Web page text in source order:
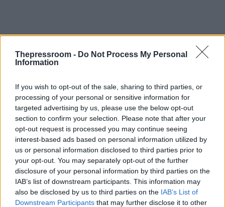
Thepressroom - Do Not Process My Personal
Information
If you wish to opt-out of the sale, sharing to third parties, or
processing of your personal or sensitive information for
targeted advertising by us, please use the below opt-out
section to confirm your selection. Please note that after your
opt-out request is processed you may continue seeing
interest-based ads based on personal information utilized by
us or personal information disclosed to third parties prior to
your opt-out. You may separately opt-out of the further
disclosure of your personal information by third parties on the
IAB’s list of downstream participants. This information may
also be disclosed by us to third parties on the IAB’s List of
Downstream Participants that may further disclose it to other